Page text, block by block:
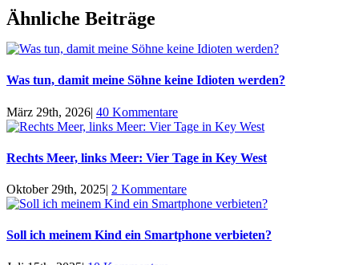
Ähnliche Beiträge
Was tun, damit meine Söhne keine Idioten werden?
März 29th, 2026| 40 Kommentare
Rechts Meer, links Meer: Vier Tage in Key West
Oktober 29th, 2025| 2 Kommentare
Soll ich meinem Kind ein Smartphone verbieten?